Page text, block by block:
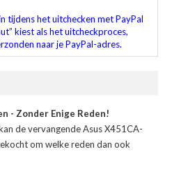
tijdens het uitchecken met PayPal
kiest als het uitcheckproces,
naar je PayPal-adres.
- Zonder Enige Reden!
devervangende Asus X451CA-
om welke reden dan ook